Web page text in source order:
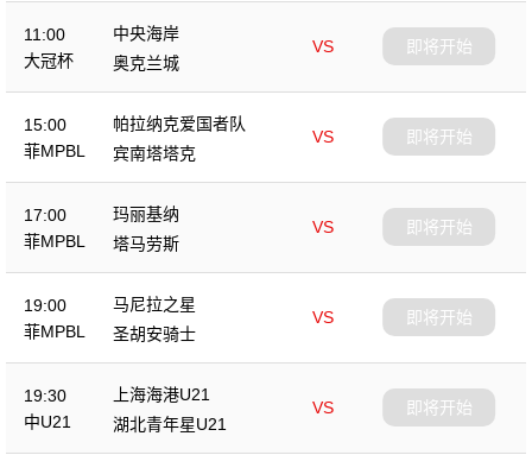
11:00
大冠杯
中央海岸
VS
奥克兰城
即将开始
15:00
菲MPBL
帕拉纳克爱国者队
VS
宾南塔塔克
即将开始
17:00
菲MPBL
玛丽基纳
VS
塔马劳斯
即将开始
19:00
菲MPBL
马尼拉之星
VS
圣胡安骑士
即将开始
19:30
中U21
上海海港U21
VS
湖北青年星U21
即将开始